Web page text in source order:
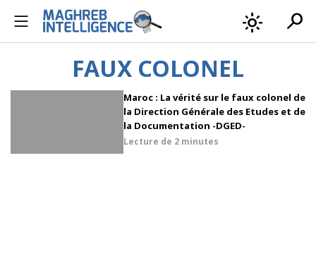
light_mode search
FAUX COLONEL
Maroc : La vérité sur le faux colonel de
la Direction Générale des Etudes et de
la Documentation -DGED-
Lecture de 2 minutes